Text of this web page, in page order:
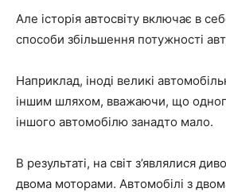
Але історія автосвіту включає в
способи збільшення потужності
Наприклад, іноді великі
іншим шляхом, вважаючи, що
іншого автомобілю занадто мало.
В результаті, на світ з’являлися
двома моторами. Автомобілі з